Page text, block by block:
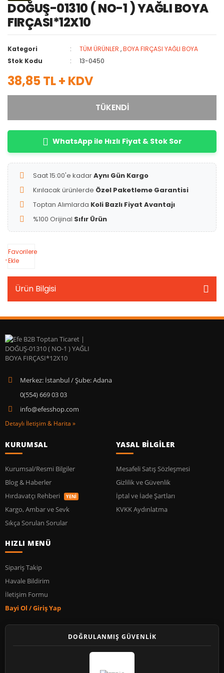
DOĞUŞ-01310 ( NO-1 ) YAĞLI BOYA
FIRÇASI*12X10
Kategori TÜM ÜRÜNLER ,BOYA FIRÇASI YAĞLI BOYA
Stok Kodu
13-0450
38,85 TL + KDV
TÜKENDİ
WhatsApp ile Hızlı Fiyat & Stok Sor
Saat 15:00'e kadarAynı Gün Kargo
Kırılacak ürünlerde Özel Paketleme Garantisi
Toptan Alımlarda Koli Bazlı Fiyat Avantajı
%100 Orijinal Sıfır Ürün
Favorilere
Ekle
Ürün Bilgisi
Merkez: İstanbul / Şube: Adana
0(554) 669 03 03
info@efesshop.com
Detaylı İletişim & Harita »
KURUMSAL
Kurumsal/Resmi Bilgiler
Blog & Haberler
Hırdavatçı Rehberi
YENİ
Kargo, Ambar ve Sevk
Sıkça Sorulan Sorular
YASAL BİLGİLER
Mesafeli Satış Sözleşmesi
Gizlilik ve Güvenlik
İptal ve İade Şartları
KVKK Aydınlatma
HIZLI MENÜ
Sipariş Takip
Havale Bildirim
İletişim Formu
Bayi Ol / Giriş Yap
DOĞRULANMIŞ GÜVENLİK